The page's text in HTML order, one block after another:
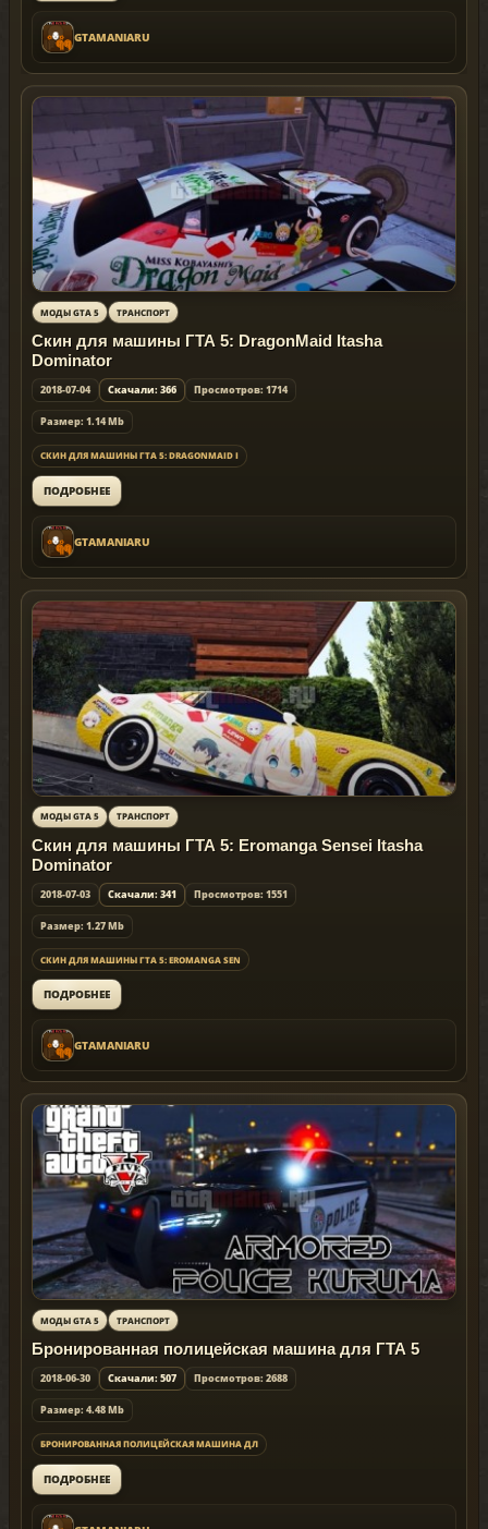
GTAMANIARU
МОДЫ GTA 5 ТРАНСПОРТ
Скин для машины ГТА 5: DragonMaid Itasha
Dominator
2018-07-04 Скачали: 366 Просмотров: 1714
Размер: 1.14 Mb
СКИН ДЛЯ МАШИНЫ ГТА 5: DRAGONMAID I
ПОДРОБНЕЕ
GTAMANIARU
МОДЫ GTA 5 ТРАНСПОРТ
Скин для машины ГТА 5: Eromanga Sensei Itasha
Dominator
2018-07-03 Скачали: 341 Просмотров: 1551
Размер: 1.27 Mb
СКИН ДЛЯ МАШИНЫ ГТА 5: EROMANGA SEN
ПОДРОБНЕЕ
GTAMANIARU
МОДЫ GTA 5 ТРАНСПОРТ
Бронированная полицейская машина для ГТА 5
2018-06-30 Скачали: 507 Просмотров: 2688
Размер: 4.48 Mb
БРОНИРОВАННАЯ ПОЛИЦЕЙСКАЯ МАШИНА ДЛ
ПОДРОБНЕЕ